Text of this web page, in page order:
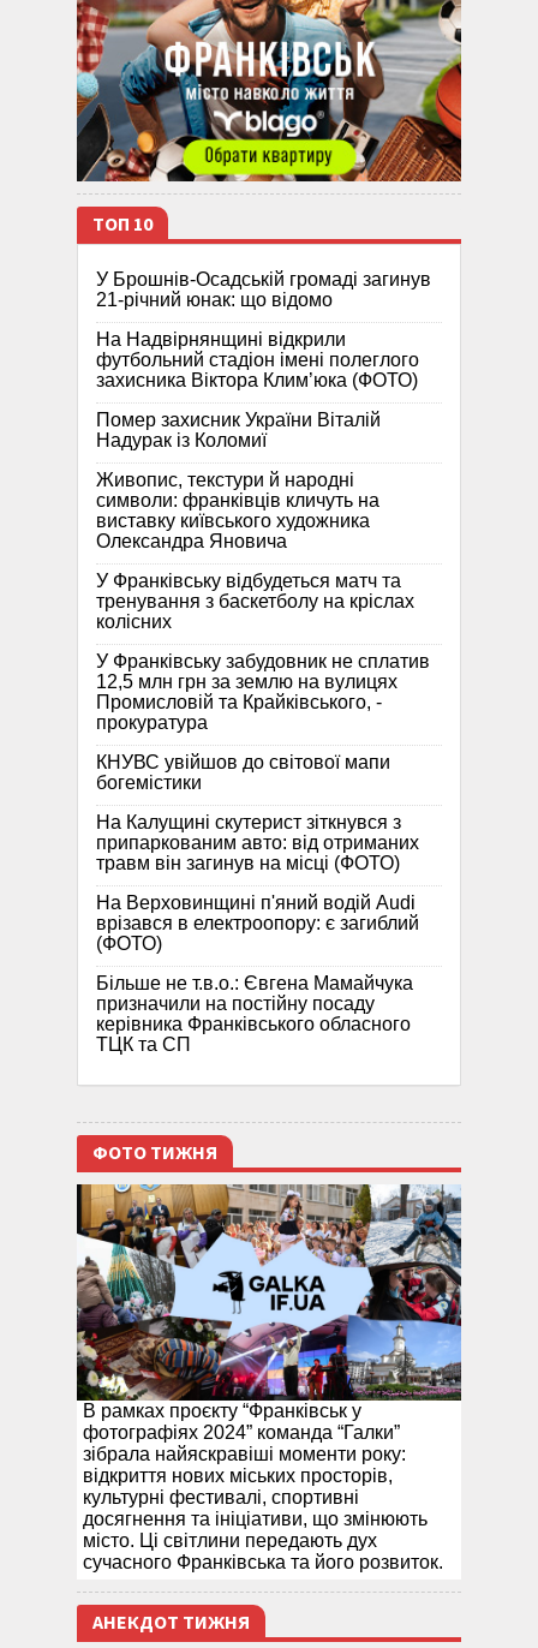
ТОП 10
У Брошнів-Осадській громаді загинув
21-річний юнак: що відомо
На Надвірнянщині відкрили
футбольний стадіон імені полеглого
захисника Віктора Клим’юка (ФОТО)
Помер захисник України Віталій
Надурак із Коломиї
Живопис, текстури й народні
символи: франківців кличуть на
виставку київського художника
Олександра Яновича
У Франківську відбудеться матч та
тренування з баскетболу на кріслах
колісних
У Франківську забудовник не сплатив
12,5 млн грн за землю на вулицях
Промисловій та Крайківського, -
прокуратура
КНУВС увійшов до світової мапи
богемістики
На Калущині скутерист зіткнувся з
припаркованим авто: від отриманих
травм він загинув на місці (ФОТО)
На Верховинщині п'яний водій Audi
врізався в електроопору: є загиблий
(ФОТО)
Більше не т.в.о.: Євгена Мамайчука
призначили на постійну посаду
керівника Франківського обласного
ТЦК та СП
ФОТО ТИЖНЯ
В рамках проєкту “Франківськ у
фотографіях 2024” команда “Галки”
зібрала найяскравіші моменти року:
відкриття нових міських просторів,
культурні фестивалі, спортивні
досягнення та ініціативи, що змінюють
місто. Ці світлини передають дух
сучасного Франківська та його розвиток.
АНЕКДОТ ТИЖНЯ